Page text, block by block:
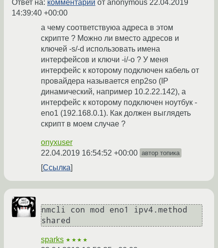
Ответ на: комментарий от anonymous 22.04.2019
14:39:40 +00:00
а чему соответствуюа адреса в этом
скрипте ? Можно ли вместо адресов и
ключей -s/-d использовать имена
интерфейсов и ключи -i/-o ? У меня
интерфейс к которому подключен кабель от
провайдера называется enp2so (IP
динамический, например 10.2.22.142), а
интерфейс к которому подключен ноутбук -
eno1 (192.168.0.1). Как должен выглядеть
скрипт в моем случае ?
onyxuser
22.04.2019 16:54:52 +00:00 автор топика
Ссылка
nmcli con mod eno1 ipv4.method
sparks ★★★★